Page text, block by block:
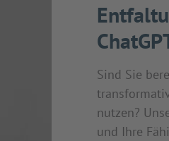
Sind Sie
nutzen?
und Ihre